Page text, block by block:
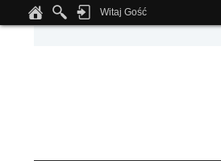
Notice: Undefined index: tapatalk_body_hook in
Witaj Gość